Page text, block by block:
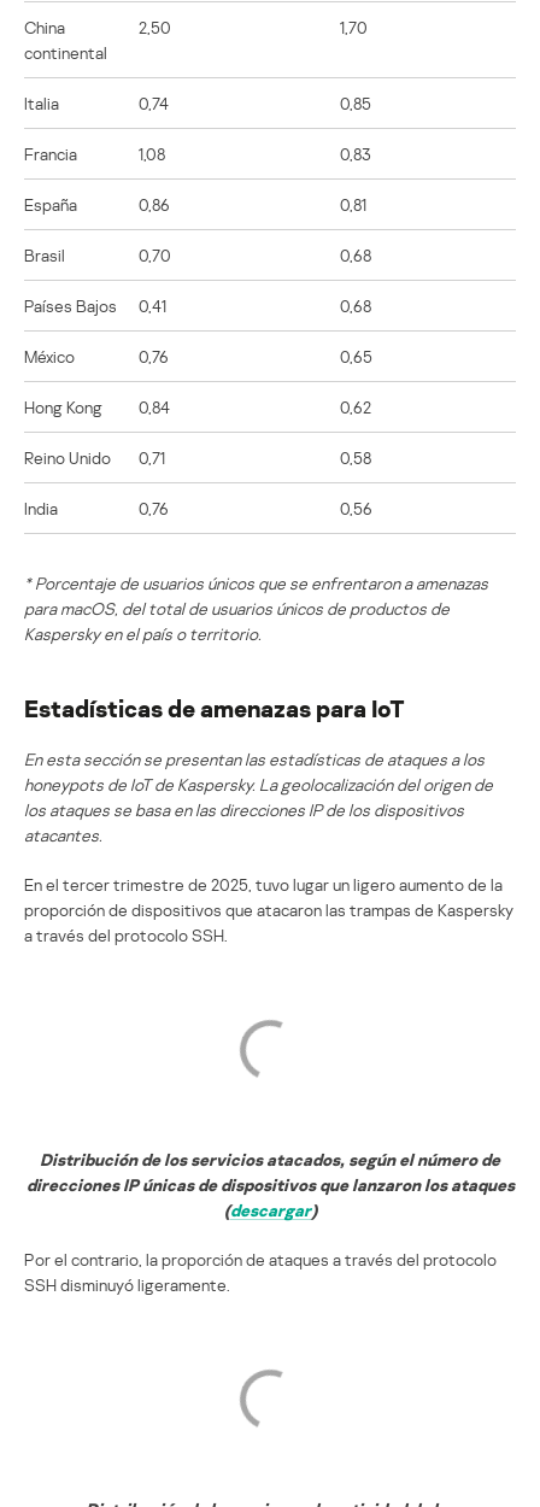
China
continental
2,50 1,70
Italia 0,74 0,85
Francia 1,08 0,83
España 0,86 0,81
Brasil 0,70 0,68
Países Bajos 0,41 0,68
México 0,76 0,65
Hong Kong 0,84 0,62
Reino Unido 0,71 0,58
India 0,76 0,56
* Porcentaje de usuarios únicos que se enfrentaron a amenazas
para macOS, del total de usuarios únicos de productos de
Kaspersky en el país o territorio.
Estadísticas de amenazas para IoT
En esta sección se presentan las estadísticas de ataques a los
honeypots de IoT de Kaspersky. La geolocalización del origen de
los ataques se basa en las direcciones IP de los dispositivos
atacantes.
En el tercer trimestre de 2025, tuvo lugar un ligero aumento de la
proporción de dispositivos que atacaron las trampas de Kaspersky
a través del protocolo SSH.
Distribución de los servicios atacados, según el número de
direcciones IP únicas de dispositivos que lanzaron los ataques
(descargar)
Por el contrario, la proporción de ataques a través del protocolo
SSH disminuyó ligeramente.